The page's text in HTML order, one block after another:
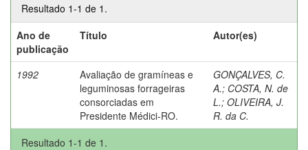
Resultado 1-1 de 1.
Ano de
publicação
Título Autor(es)
1992
Avaliação de gramíneas e
leguminosas forrageiras
consorciadas em
Presidente Médici-RO.
GONÇALVES, C.
A.; COSTA, N. de
L.; OLIVEIRA, J.
R. da C.
Resultado 1-1 de 1.